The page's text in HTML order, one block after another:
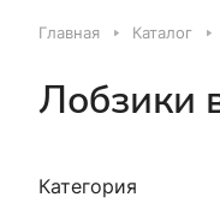
Главная Каталог
Лобзики
Категория